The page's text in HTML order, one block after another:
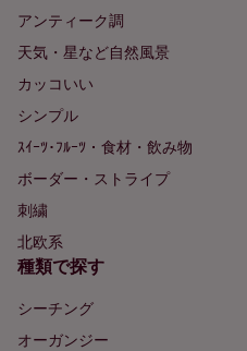
アンティーク調
天気・星など自然風景
カッコいい
シンプル
ｽｲｰﾂ･ﾌﾙｰﾂ・食材・飲み物
ボーダー・ストライプ
刺繍
北欧系
種類で探す
シーチング
オーガンジー